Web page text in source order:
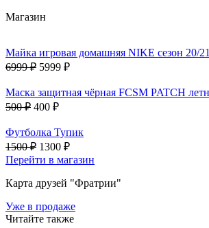
Магазин
Майка игровая домашняя NIKE сезон 20/21
6999 ₽ 5999 ₽
Маска защитная чёрная FCSM PATCH
500 ₽ 400 ₽
Футболка Тупик
1500 ₽ 1300 ₽
Перейти в магазин
Карта друзей "Фратрии"
Уже в продаже
Читайте также